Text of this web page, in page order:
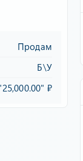
Продам
Б\У
₽